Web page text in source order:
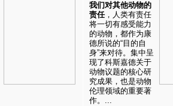
我们对其他动物的
责任，人类有责任
将一切有感受能力
的动物，都作为康
德所说的“目的自
身”来对待。集中呈
现了科斯嘉德关于
动物议题的核心研
究成果，也是动物
伦理领域的重要著
作。...